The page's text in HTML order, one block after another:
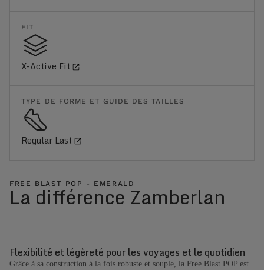
FIT
X-Active Fit
TYPE DE FORME ET GUIDE DES TAILLES
Regular Last
FREE BLAST POP - EMERALD
La différence Zamberlan
Flexibilité et légèreté pour les voyages et le quotidien
Grâce à sa construction à la fois robuste et souple, la Free Blast POP est